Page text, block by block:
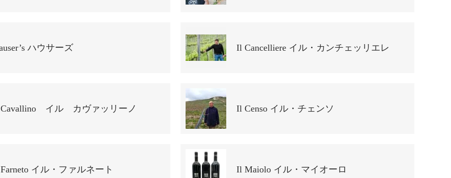
ハウサーズ Il Cancelliere イル・カンチェッリエレ
イル カヴァッリーノ Il Censo イル・チェンソ
イル・ファルネート Il Maiolo イル・マイオーロ